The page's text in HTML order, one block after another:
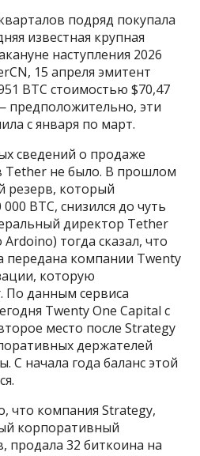
подряд покупала
известная крупная
наступления 2026
15 апреля эмитент
BTC стоимостью $70,47
предположительно, эти
с января по март.
сведений о продаже
Tether не было. В прошлом
резерв, который
BTC, снизился до чуть
директор Tether
тогда сказал, что
передана компании Twenty
которую
По данным сервиса
Twenty One Capital с
место после Strategy
держателей
С начала года баланс этой
что компания Strategy,
корпоративный
продала 32 биткоина на